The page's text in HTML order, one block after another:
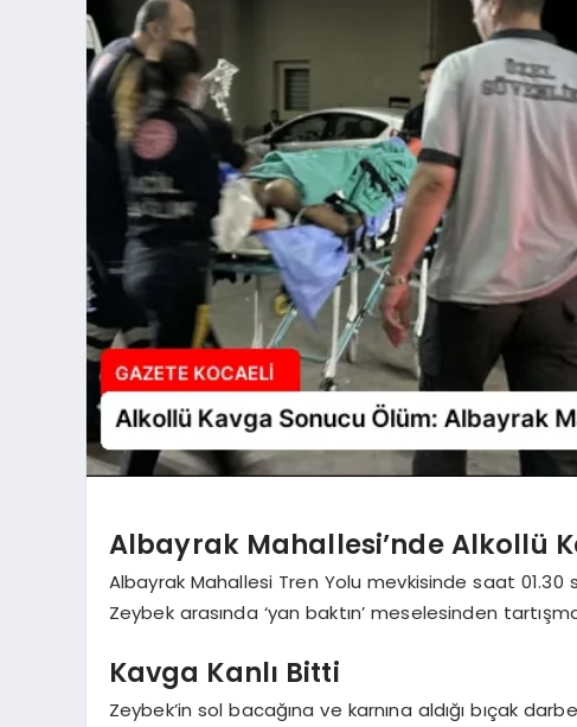
Albayrak Mahallesi’nde Alkollü
Albayrak Mahallesi Tren Yolu mevkisinde saat 01.30
Zeybek arasında ‘yan baktın’ meselesinden tartışma
Kavga Kanlı Bitti
Zeybek’in sol bacağına ve karnına aldığı bıçak